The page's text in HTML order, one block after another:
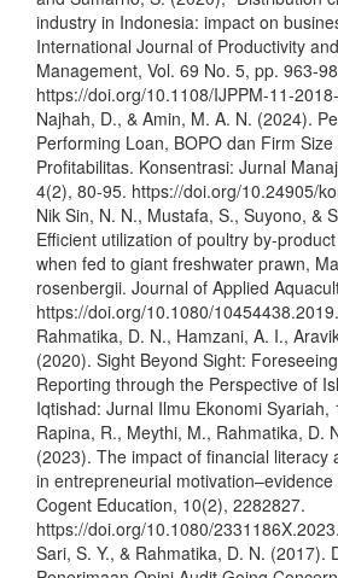
industry in Indonesia: impact on
International Journal of Productivity
Management, Vol. 69 No. 5, pp. 963-
https://doi.org/10.1108/IJPPM-11-
Najhah, D., & Amin, M. A. N. (2024).
Performing Loan, BOPO dan Firm
Profitabilitas. Konsentrasi: Jurnal
4(2), 80-95. https://doi.org/10.24905/
Nik Sin, N. N., Mustafa, S., Suyono, &
Efficient utilization of poultry by-
when fed to giant freshwater prawn,
rosenbergii. Journal of Applied
https://doi.org/10.1080/
Rahmatika, D. N., Hamzani, A. I.,
(2020). Sight Beyond Sight:
Reporting through the Perspective of
Iqtishad: Jurnal Ilmu Ekonomi Syariah,
Rapina, R., Meythi, M., Rahmatika, D.
(2023). The impact of financial literacy
in entrepreneurial
Cogent Education, 10(2), 2282827.
https://doi.org/10.1080/
Sari, S. Y., & Rahmatika, D. N. (2017).